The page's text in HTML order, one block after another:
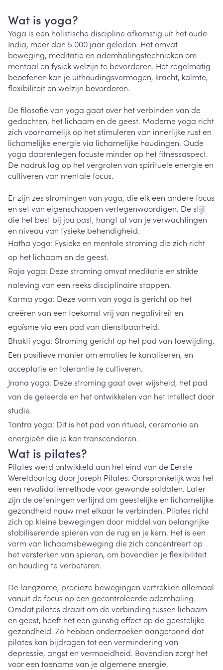
Wat is yoga?
Yoga is een holistische discipline afkomstig uit het oude
India, meer dan 5.000 jaar geleden. Het omvat
beweging, meditatie en ademhalingstechnieken om
mentaal en fysiek welzijn te bevorderen. Het regelmatig
beoefenen kan je uithoudingsvermogen, kracht, kalmte,
flexibiliteit en welzijn bevorderen.
De filosofie van yoga gaat over het verbinden van de
gedachten, het lichaam en de geest. Moderne yoga richt
zich voornamelijk op het stimuleren van innerlijke rust en
lichamelijke energie via lichamelijke houdingen. Oude
yoga daarentegen focuste minder op het fitnessaspect.
De nadruk lag op het vergroten van spirituele energie en
cultiveren van mentale focus.
Er zijn zes stromingen van yoga, die elk een andere focus
en set van eigenschappen vertegenwoordigen. De stijl
die het best bij jou past, hangt af van je verwachtingen
en niveau van fysieke behendigheid.
Hatha yoga: Fysieke en mentale stroming die zich richt
op het lichaam en de geest.
Raja yoga: Deze stroming omvat meditatie en strikte
naleving van een reeks disciplinaire stappen.
Karma yoga: Deze vorm van yoga is gericht op het
creëren van een toekomst vrij van negativiteit en
egoïsme via een pad van dienstbaarheid.
Bhakti yoga: Stroming gericht op het pad van toewijding.
Een positieve manier om emoties te kanaliseren, en
acceptatie en tolerantie te cultiveren.
Jnana yoga: Deze stroming gaat over wijsheid, het pad
van de geleerde en het ontwikkelen van het intellect door
studie.
Tantra yoga: Dit is het pad van ritueel, ceremonie en
energieën die je kan transcenderen.
Wat is pilates?
Pilates werd ontwikkeld aan het eind van de Eerste
Wereldoorlog door Joseph Pilates. Oorspronkelijk was het
een revalidatiemethode voor gewonde soldaten. Later
zijn de oefeningen verfijnd om geestelijke en lichamelijke
gezondheid nauw met elkaar te verbinden. Pilates richt
zich op kleine bewegingen door middel van belangrijke
stabiliserende spieren van de rug en je kern. Het is een
vorm van lichaamsbeweging die zich concentreert op
het versterken van spieren, om bovendien je flexibiliteit
en houding te verbeteren.
De langzame, precieze bewegingen vertrekken allemaal
vanuit de focus op een gecontroleerde ademhaling.
Omdat pilates draait om de verbinding tussen lichaam
en geest, heeft het een gunstig effect op de geestelijke
gezondheid. Zo hebben onderzoeken aangetoond dat
pilates kan bijdragen tot een vermindering van
depressie, angst en vermoeidheid. Bovendien zorgt het
voor een toename van je algemene energie.